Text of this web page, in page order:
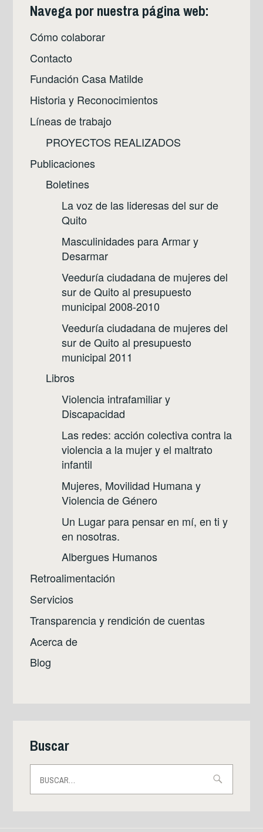
Navega por nuestra página web:
Cómo colaborar
Contacto
Fundación Casa Matilde
Historia y Reconocimientos
Líneas de trabajo
PROYECTOS REALIZADOS
Publicaciones
Boletines
La voz de las lideresas del sur de
Quito
Masculinidades para Armar y
Desarmar
Veeduría ciudadana de mujeres del
sur de Quito al presupuesto
municipal 2008-2010
Veeduría ciudadana de mujeres del
sur de Quito al presupuesto
municipal 2011
Libros
Violencia intrafamiliar y
Discapacidad
Las redes: acción colectiva contra la
violencia a la mujer y el maltrato
infantil
Mujeres, Movilidad Humana y
Violencia de Género
Un Lugar para pensar en mí, en ti y
en nosotras.
Albergues Humanos
Retroalimentación
Servicios
Transparencia y rendición de cuentas
Acerca de
Blog
Buscar